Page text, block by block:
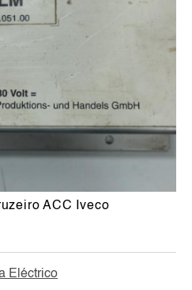
Eléctrico
ACC Iveco